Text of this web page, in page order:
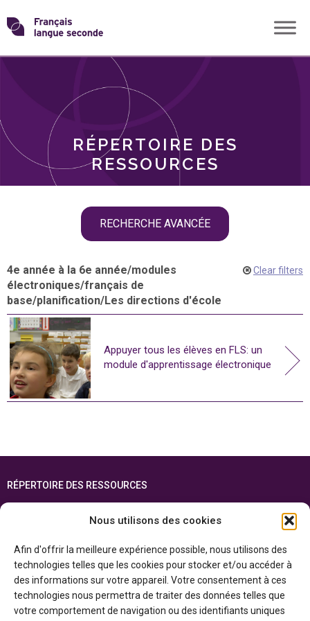
Nous utilisons des cookies
Afin d'offrir la meilleure expérience possible, nous utilisons des
technologies telles que les cookies pour stocker et/ou accéder à
des informations sur votre appareil. Votre consentement à ces
technologies nous permettra de traiter des données telles que
votre comportement de navigation ou des identifiants uniques
Skip
toTransformons
langue
RÉPERTOIRE DES
RESSOURCES
RECHERCHE AVANCÉE
THÈMES
4e année à la 6e année/modules
électroniques/français de
base/planification/Les directions d'école
Clear filters
Appuyer tous les élèves en FLS: un
module d'apprentissage électronique
RÉPERTOIRE DES RESSOURCES
ENGLISH
Cette ressource est réalisée grâce au soutien financier du gouvernement de
l’Ontario et du gouvernement duCanada par l’entremise du ministère du
Patrimoine canadien